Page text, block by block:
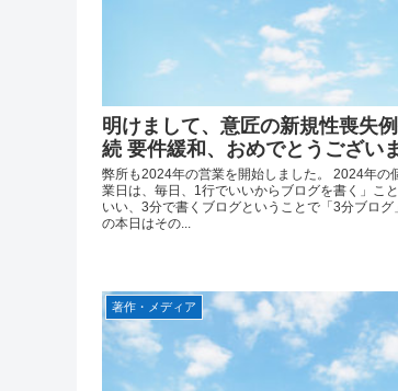
明けまして、意匠の新規性喪失
続 要件緩和、おめでとうござい
弊所も2024年の営業を開始しました。 2024年の
業日は、毎日、1行でいいからブログを書く」こ
いい、3分で書くブログということで「3分ブログ
の本日はその...
著作・メディア